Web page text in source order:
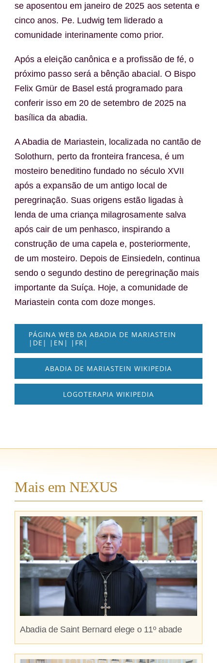
se aposentou em janeiro de 2025 aos setenta e
cinco anos. Pe. Ludwig tem liderado a
comunidade interinamente como prior.
Após a eleição canônica e a profissão de fé, o
próximo passo será a bênção abacial. O Bispo
Felix Gmür de Basel está programado para
conferir isso em 20 de setembro de 2025 na
basílica da abadia.
A Abadia de Mariastein, localizada no cantão de
Solothurn, perto da fronteira francesa, é um
mosteiro beneditino fundado no século XVII
após a expansão de um antigo local de
peregrinação. Suas origens estão ligadas à
lenda de uma criança milagrosamente salva
após cair de um penhasco, inspirando a
construção de uma capela e, posteriormente,
de um mosteiro. Depois de Einsiedeln, continua
sendo o segundo destino de peregrinação mais
importante da Suíça. Hoje, a comunidade de
Mariastein conta com doze monges.
PÁGINA WEB DA ABADIA DE MARIASTEIN
|DE| |EN| |FR|
ABADIA DE MARIASTEIN WIKIPEDIA
LOGOTERAPIA WIKIPEDIA
Mais em NEXUS
Abadia de Saint Bernard elege o 11º abade